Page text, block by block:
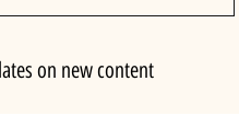
on new content